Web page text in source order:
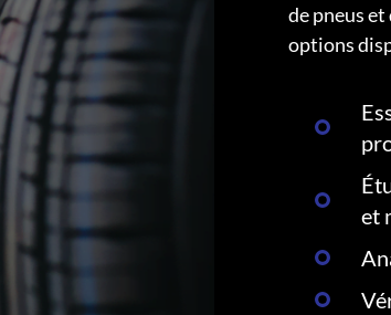
de pneus
options
et